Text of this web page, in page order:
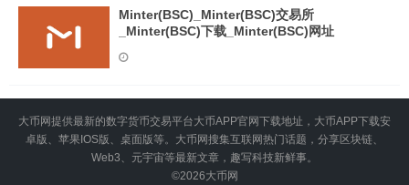
Minter(BSC)_Minter(BSC)交易所
_Minter(BSC)下载_Minter(BSC)网址
大币网提供最新的数字货币交易平台大币APP官网下载地址，大币APP下载安
卓版、苹果IOS版、桌面版等。大币网搜集互联网热门话题，分享区块链、
Web3、元宇宙等最新文章，趣写科技新鲜事。
©2026大币网